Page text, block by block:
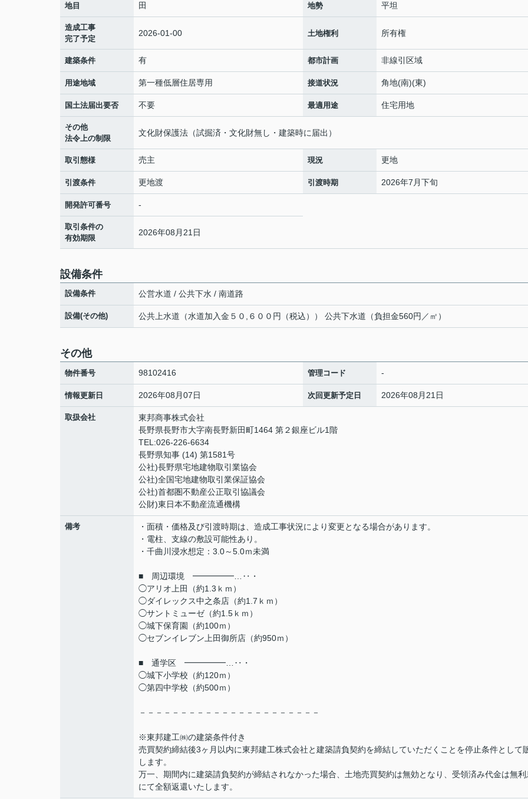
地目 田 地勢 平坦
造成工事
完了予定
2026-01-00 土地権利 所有権
建築条件 有 都市計画 非線引区域
用途地域 第一種低層住居専用 接道状況 角地(南)(東)
国土法届出要否 不要 最適用途 住宅用地
その他
法令上の制限
文化財保護法（試掘済・文化財無し・建築時に届出）
取引態様 売主 現況 更地
引渡条件 更地渡 引渡時期 2026年7月下旬
開発許可番号 -
取引条件の
有効期限
2026年08月21日
設備条件
設備条件 公営水道 / 公共下水 / 南道路
設備(その他) 公共上水道（水道加入金５０,６００円（税込）） 公共下水道（負担金560円／㎡）
その他
物件番号 98102416 管理コード -
情報更新日 2026年08月07日 次回更新予定日 2026年08月21日
取扱会社
東邦商事株式会社
長野県長野市大字南長野新田町1464 第２銀座ビル1階
TEL:026-226-6634
長野県知事 (14) 第1581号
公社)長野県宅地建物取引業協会
公社)全国宅地建物取引業保証協会
公社)首都圏不動産公正取引協議会
公財)東日本不動産流通機構
備考
・面積・価格及び引渡時期は、造成工事状況により変更となる場合があります。
・電柱、支線の敷設可能性あり。
・千曲川浸水想定：3.0～5.0ｍ未満
■ 周辺環境 ━━━━━…‥・
◯アリオ上田（約1.3ｋｍ）
◯ダイレックス中之条店（約1.7ｋｍ）
◯サントミューゼ（約1.5ｋｍ）
◯城下保育園（約100ｍ）
◯セブンイレブン上田御所店（約950ｍ）
■ 通学区 ━━━━━…‥・
◯城下小学校（約120ｍ）
◯第四中学校（約500ｍ）
－－－－－－－－－－－－－－－－－－－－－－
※東邦建工㈱の建築条件付き
売買契約締結後3ヶ月以内に東邦建工株式会社と建築請負契約を締結していただくことを停止条件として
します。
万一、期間内に建築請負契約が締結されなかった場合、土地売買契約は無効となり、受領済み代金は無利
にて全額返還いたします。